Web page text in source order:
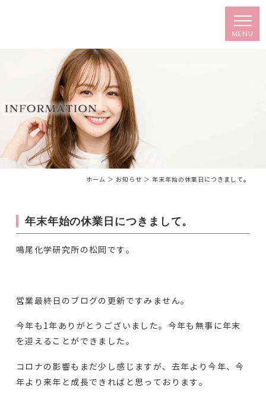
ホーム ＞ お知らせ ＞ 年末年始の休業日につきまして。
年末年始の休業日につきまして。
鳴尾化学研究所の松岡です。
営業最終日のブログの更新ですみません。
今年も1年ありがとうございました。今年も無事に年末
を迎えることができました。
コロナの影響もまだ少し感じますが、去年より今年、今
年より来年と成長できればと思っております。